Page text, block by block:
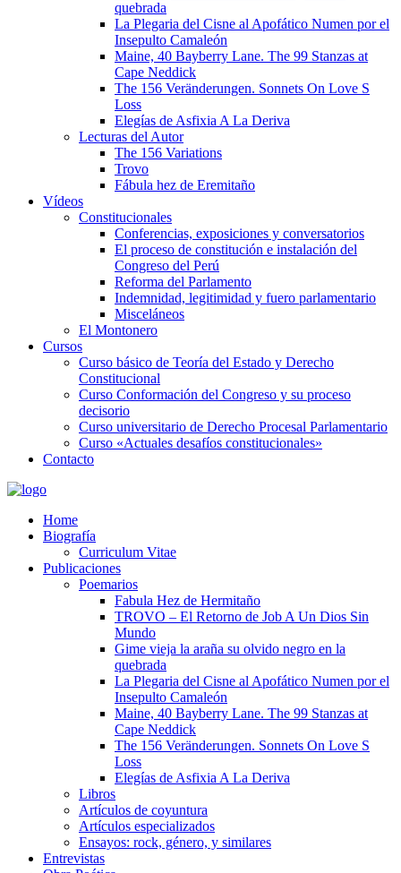
quebrada
La Plegaria del Cisne al Apofático Numen por el
Insepulto Camaleón
Maine, 40 Bayberry Lane. The 99 Stanzas at
Cape Neddick
The 156 Veränderungen. Sonnets On Love S
Loss
Elegías de Asfixia A La Deriva
Lecturas del Autor
The 156 Variations
Trovo
Fábula hez de Eremitaño
Vídeos
Constitucionales
Conferencias, exposiciones y conversatorios
El proceso de constitución e instalación del
Congreso del Perú
Reforma del Parlamento
Indemnidad, legitimidad y fuero parlamentario
Misceláneos
El Montonero
Cursos
Curso básico de Teoría del Estado y Derecho
Constitucional
Curso Conformación del Congreso y su proceso
decisorio
Curso universitario de Derecho Procesal Parlamentario
Curso «Actuales desafíos constitucionales»
Contacto
Home
Biografía
Curriculum Vitae​
Publicaciones
Poemarios
Fabula Hez de Hermitaño
TROVO – El Retorno de Job A Un Dios Sin
Mundo
Gime vieja la araña su olvido negro en la
quebrada
La Plegaria del Cisne al Apofático Numen por el
Insepulto Camaleón
Maine, 40 Bayberry Lane. The 99 Stanzas at
Cape Neddick
The 156 Veränderungen. Sonnets On Love S
Loss
Elegías de Asfixia A La Deriva
Libros
Artículos de coyuntura
Artículos especializados
Ensayos: rock, género, y similares
Entrevistas